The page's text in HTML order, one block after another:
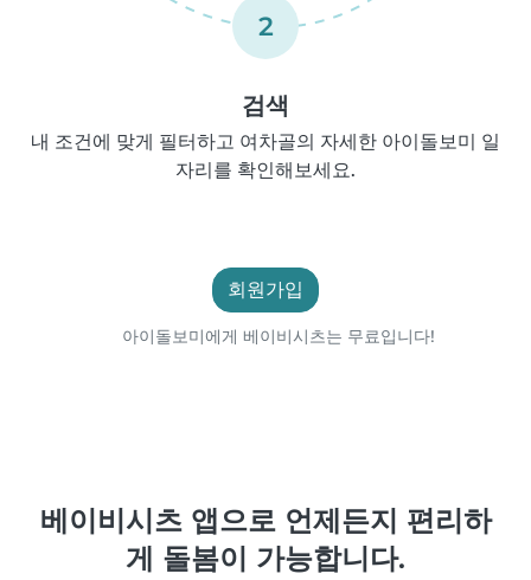
2
검색
내 조건에 맞게 필터하고 여차골의 자세한 아이돌보미 일
자리를 확인해보세요.
회원가입
아이돌보미에게 베이비시츠는 무료입니다!
베이비시츠 앱으로 언제든지 편리하
게 돌봄이 가능합니다.